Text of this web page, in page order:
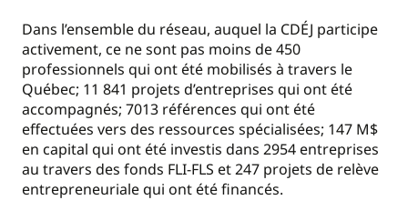
Dans l’ensemble du réseau, auquel la CDÉJ participe
activement, ce ne sont pas moins de 450
professionnels qui ont été mobilisés à travers le
Québec; 11 841 projets d’entreprises qui ont été
accompagnés; 7013 références qui ont été
effectuées vers des ressources spécialisées; 147 M$
en capital qui ont été investis dans 2954 entreprises
au travers des fonds FLI-FLS et 247 projets de relève
entrepreneuriale qui ont été financés.